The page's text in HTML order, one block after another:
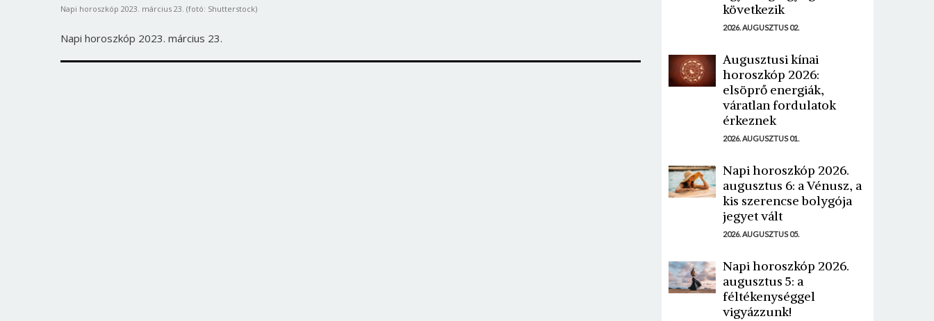
Napi horoszkóp 2023. március 23. (fotó: Shutterstock)
Napi horoszkóp 2023. március 23.
következik
2026. AUGUSZTUS 02.
Augusztusi kínai
horoszkóp 2026:
elsöprő energiák,
váratlan fordulatok
érkeznek
2026. AUGUSZTUS 01.
Napi horoszkóp 2026.
augusztus 6: a Vénusz, a
kis szerencse bolygója
jegyet vált
2026. AUGUSZTUS 05.
Napi horoszkóp 2026.
augusztus 5: a
féltékenységgel
vigyázzunk!